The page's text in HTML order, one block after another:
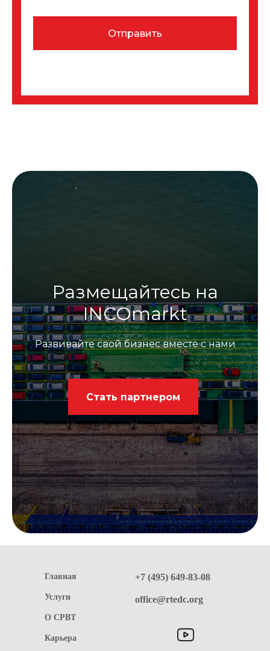
Отправить
Размещайтесь на
INCOmarkt
Развивайте свой бизнес вместе с нами
Стать партнером
+7 (495) 649-83-08
office@rtedc.org
Главная
Услуги
О СРВТ
Карьера